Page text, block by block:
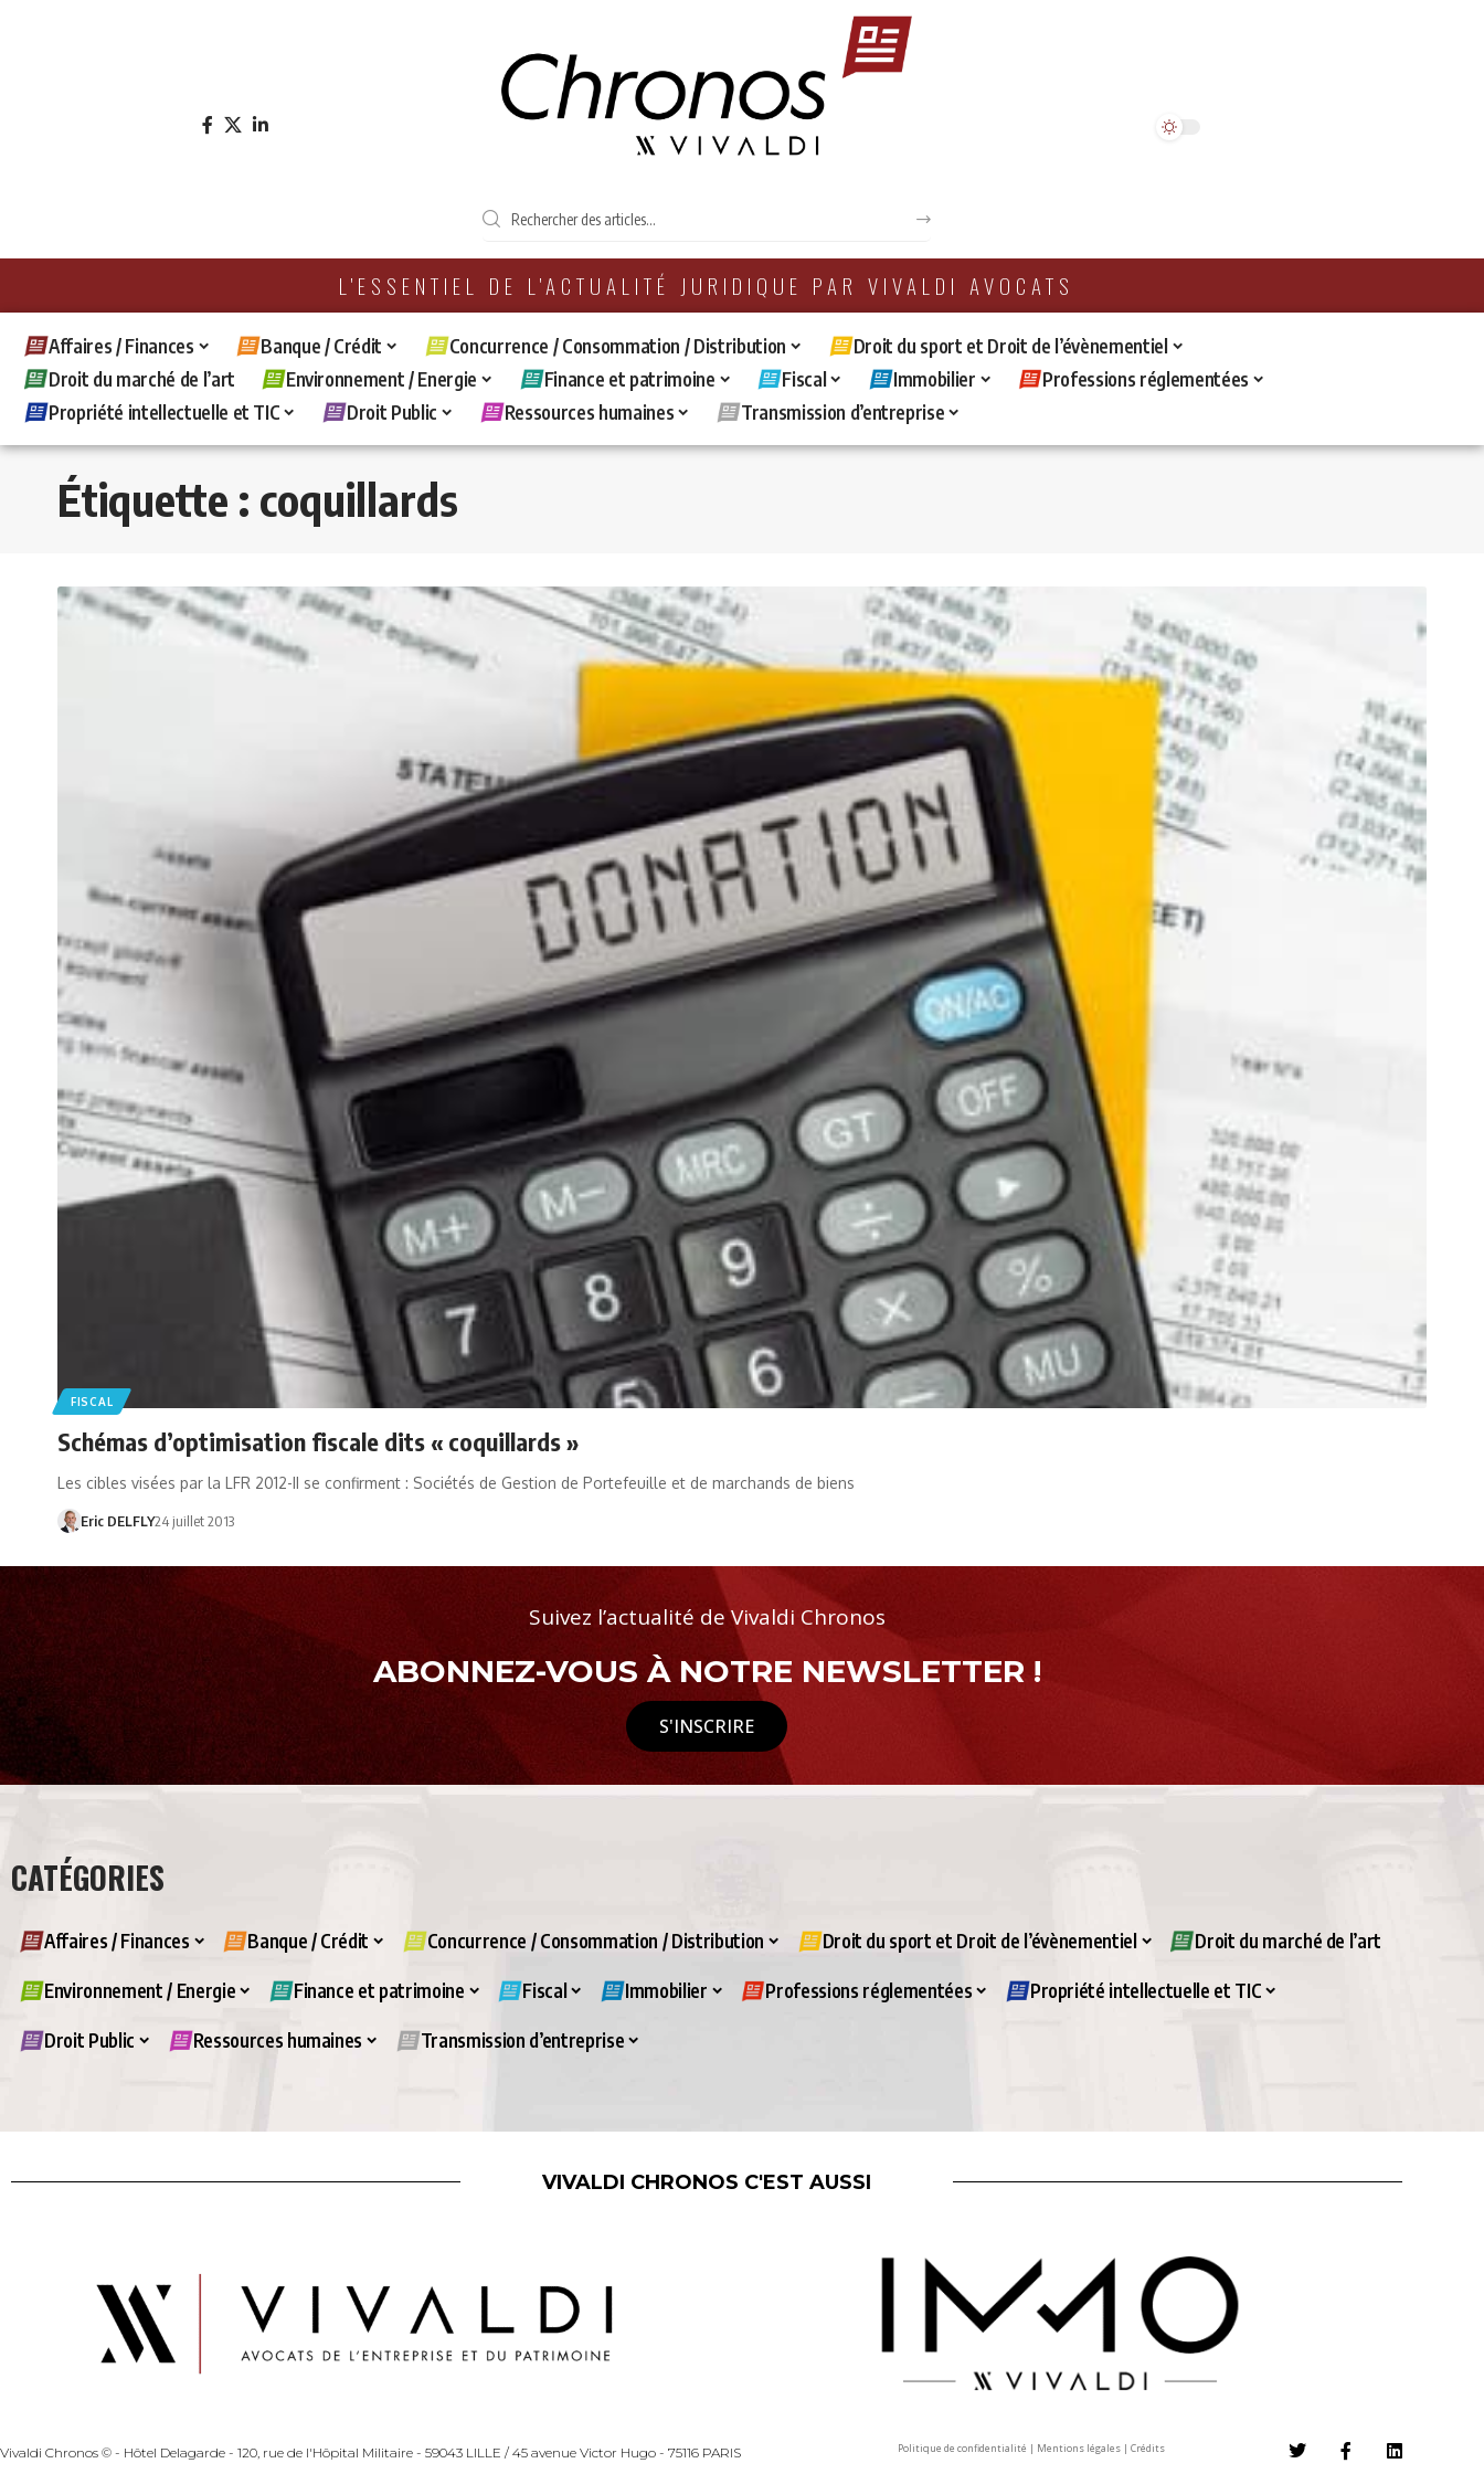
L'ESSENTIEL DE L'ACTUALITÉ JURIDIQUE PAR VIVALDI AVOCATS
Affaires / Finances Banque / Crédit Concurrence / Consommation / Distribution
Droit du sport et Droit de l’évènementiel
Droit du marché de l’art
Environnement / Energie Finance et patrimoine Fiscal Immobilier
Professions réglementées
Propriété intellectuelle et TIC
Droit Public Ressources humaines Transmission d’entreprise
Étiquette : coquillards
FISCAL
Schémas d’optimisation fiscale dits « coquillards »
Les cibles visées par la LFR 2012-II se confirment : Sociétés de Gestion de Portefeuille et de marchands de biens
Eric DELFLY24 juillet 2013
Suivez l’actualité de Vivaldi Chronos
ABONNEZ-VOUS À NOTRE NEWSLETTER !
S'INSCRIRE
CATÉGORIES
Affaires / Finances Banque / Crédit Concurrence / Consommation / Distribution Droit du sport et Droit de l’évènementiel Droit du marché de l’art
Environnement / Energie Finance et patrimoine Fiscal Immobilier Professions réglementées Propriété intellectuelle et TIC
Droit Public Ressources humaines Transmission d’entreprise
VIVALDI CHRONOS C'EST AUSSI
Vivaldi Chronos © - Hôtel Delagarde - 120, rue de l'Hôpital Militaire - 59043 LILLE / 45 avenue Victor Hugo - 75116 PARIS Politique de confidentialité | Mentions légales |Crédits